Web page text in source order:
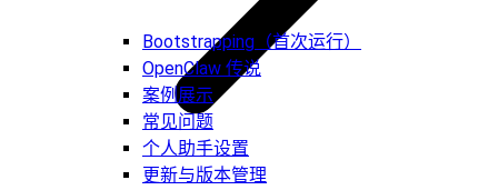
Bootstrapping（首次运行）
OpenClaw 传说
案例展示
常见问题
个人助手设置
更新与版本管理